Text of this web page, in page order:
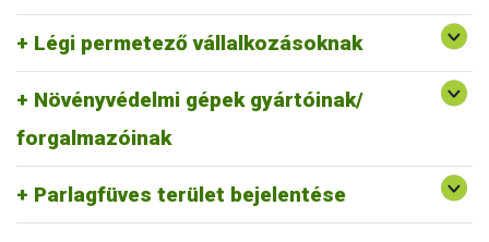
Légi permetező vállalkozásoknak
Növényvédelmi drónpilóta képzőintézmények
nyilvántartása (xlsx)
Növényvédelmi gépek gyártóinak/
forgalmazóinak
Növényvédelmi gépek és permetező drónok kötelező
típusminősítése
Parlagfüves terület bejelentése
Parlagfű bejelentés